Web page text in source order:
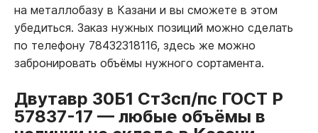
на металлобазу в Казани и вы сможете в этом
убедиться. Заказ нужных позиций можно сделать
по телефону 78432318116, здесь же можно
забронировать объёмы нужного сортамента.
Двутавр 30Б1 Ст3сп/пс ГОСТ Р
57837-17 — любые объёмы в